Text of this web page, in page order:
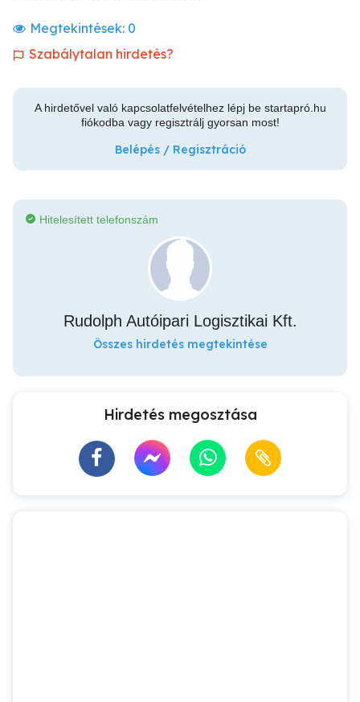
Megtekintések: 0
Szabálytalan hirdetés?
A hirdetővel való kapcsolatfelvételhez lépj be startapró.hu
fiókodba vagy regisztrálj gyorsan most!
Belépés / Regisztráció
Hitelesített telefonszám
Rudolph Autóipari Logisztikai Kft.
Összes hirdetés megtekintése
Hirdetés megosztása